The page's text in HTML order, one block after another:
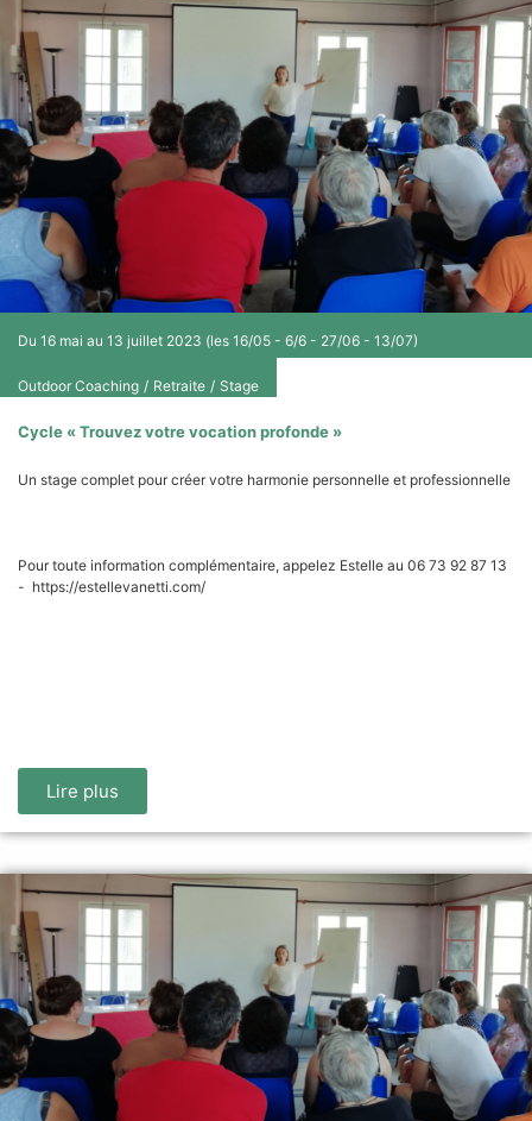
Du 16 mai au 13 juillet 2023 (les 16/05 - 6/6 - 27/06 - 13/07)
Outdoor Coaching / Retraite / Stage
Cycle « Trouvez votre vocation profonde »
Un stage complet pour créer votre harmonie personnelle et professionnelle
Pour toute information complémentaire, appelez Estelle au 06 73 92 87 13
- https://estellevanetti.com/
Lire plus